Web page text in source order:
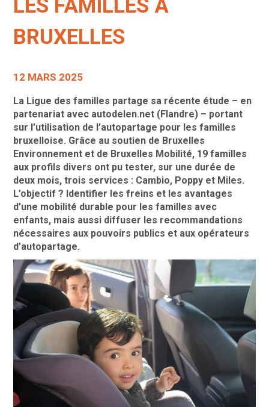
LES FAMILLES À
BRUXELLES
12 MARS 2025
La Ligue des familles partage sa récente étude – en
partenariat avec autodelen.net (Flandre) – portant
sur l’utilisation de l’autopartage pour les familles
bruxelloise. Grâce au soutien de Bruxelles
Environnement et de Bruxelles Mobilité, 19 familles
aux profils divers ont pu tester, sur une durée de
deux mois, trois services : Cambio, Poppy et Miles.
L’objectif ? Identifier les freins et les avantages
d’une mobilité durable pour les familles avec
enfants, mais aussi diffuser les recommandations
nécessaires aux pouvoirs publics et aux opérateurs
d’autopartage.